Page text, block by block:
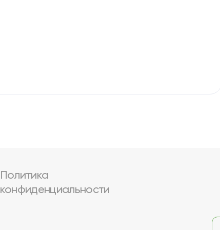
Политика
конфиденциальности